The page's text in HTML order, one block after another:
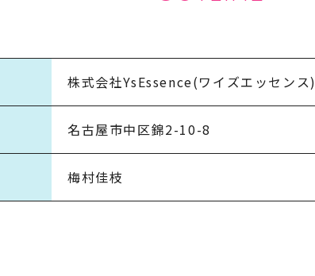
株式会社YsEssence(ワイズエッセンス)
名古屋市中区錦2-10-8
梅村佳枝